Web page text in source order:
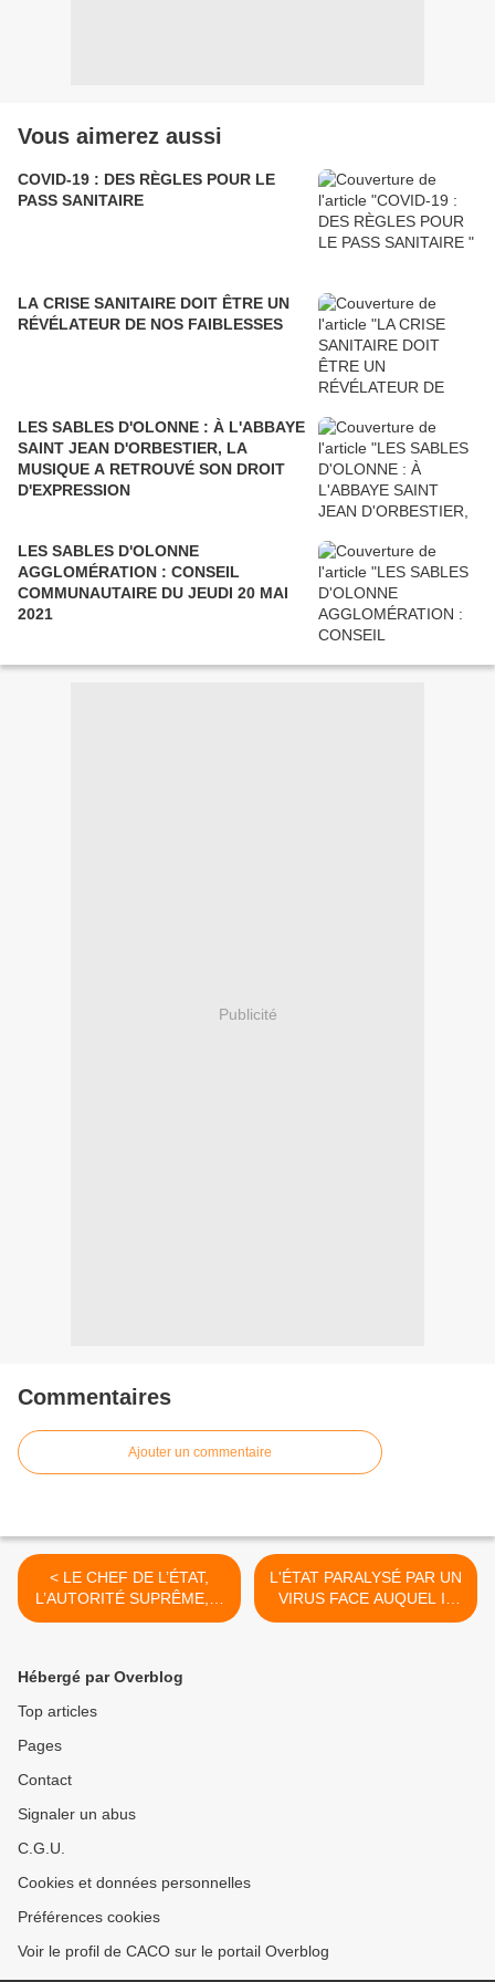
Vous aimerez aussi
COVID-19 : DES RÈGLES POUR LE
PASS SANITAIRE
LA CRISE SANITAIRE DOIT ÊTRE UN
RÉVÉLATEUR DE NOS FAIBLESSES
LES SABLES D'OLONNE : À L'ABBAYE
SAINT JEAN D'ORBESTIER, LA
MUSIQUE A RETROUVÉ SON DROIT
D'EXPRESSION
LES SABLES D'OLONNE
AGGLOMÉRATION : CONSEIL
COMMUNAUTAIRE DU JEUDI 20 MAI
2021
Publicité
Commentaires
Ajouter un commentaire
< LE CHEF DE L’ÉTAT,
L’AUTORITÉ SUPRÊME, A
DES DOUTES SUR LE
L'ÉTAT PARALYSÉ PAR UN
VIRUS FACE AUQUEL IL
SE MONTRE IMPUISSANT
Hébergé par Overblog
Top articles
Pages
Contact
Signaler un abus
C.G.U.
Cookies et données personnelles
Préférences cookies
Voir le profil de CACO sur le portail Overblog